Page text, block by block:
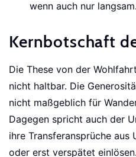
wenn auch nur langsam.
Kernbotschaft
Die These von der
nicht haltbar. Die
nicht maßgeblich für
Dagegen spricht auch der
ihre Transferansprüche
oder erst verspätet